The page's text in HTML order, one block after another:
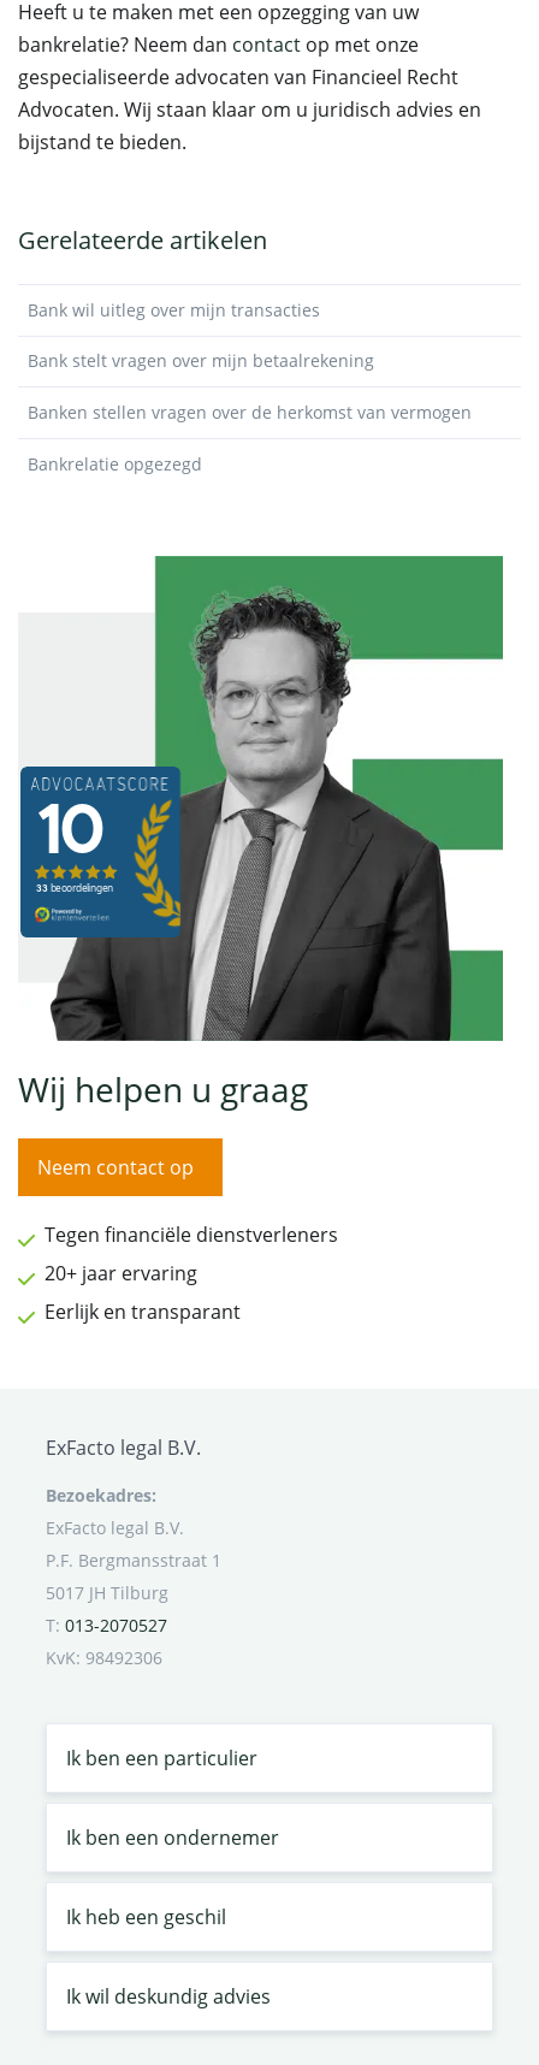
Heeft u te maken met een opzegging van uw
bankrelatie? Neem dan contact op met onze
gespecialiseerde advocaten van Financieel Recht
Advocaten. Wij staan klaar om u juridisch advies en
bijstand te bieden.
Gerelateerde artikelen
Bank wil uitleg over mijn transacties
Bank stelt vragen over mijn betaalrekening
Banken stellen vragen over de herkomst van vermogen
Bankrelatie opgezegd
Wij helpen u graag
Neem contact op
Tegen financiële dienstverleners
20+ jaar ervaring
Eerlijk en transparant
ExFacto legal B.V.
Bezoekadres:
ExFacto legal B.V.
P.F. Bergmansstraat 1
5017 JH Tilburg
T: 013-2070527
KvK: 98492306
Ik ben een particulier
Ik ben een ondernemer
Ik heb een geschil
Ik wil deskundig advies